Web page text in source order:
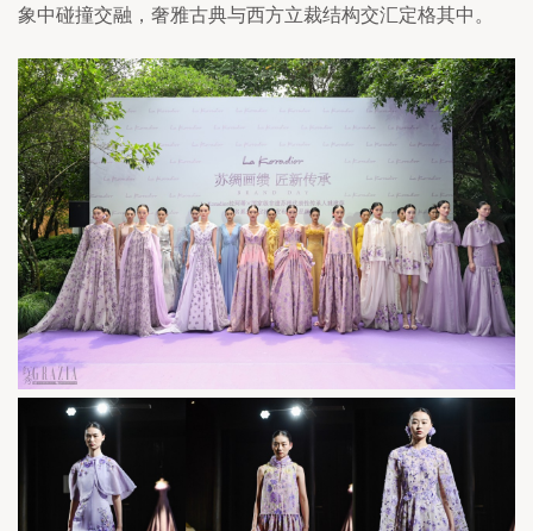
象中碰撞交融，奢雅古典与西方立裁结构交汇定格其中。